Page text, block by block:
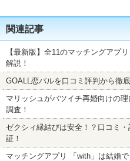
関連記事
【最新版】全11のマッチングアプ
解説！
GOALL恋バルを口コミ評判から徹
マリッシュがバツイチ再婚向けの
調査！
ゼクシィ縁結びは安全！？口コミ
証！
マッチングアプリ 「with」は結婚